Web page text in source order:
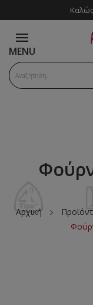
MENU
Αρχική